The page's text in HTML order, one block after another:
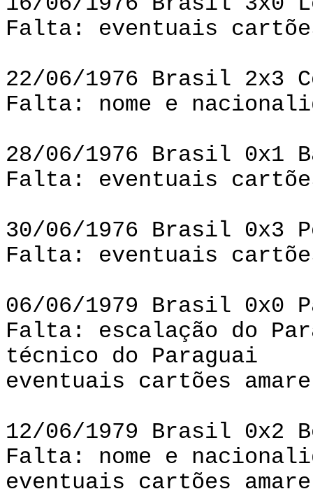
Falta: eventuais
22/06/1976 Brasil 2x3
Falta: nome e
28/06/1976 Brasil 0x1
Falta: eventuais
30/06/1976 Brasil 0x3
Falta: eventuais
06/06/1979 Brasil 0x0
Falta: escalação do
técnico do Paraguai
eventuais cartões
12/06/1979 Brasil 0x2
Falta: nome e
eventuais cartões